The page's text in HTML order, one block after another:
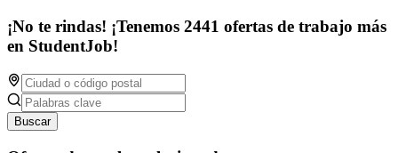
¡No te rindas! ¡Tenemos 2441 ofertas de trabajo más
en StudentJob!
Buscar